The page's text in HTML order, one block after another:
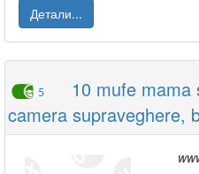
Детали...
5
10 mufe
camera supraveghere,